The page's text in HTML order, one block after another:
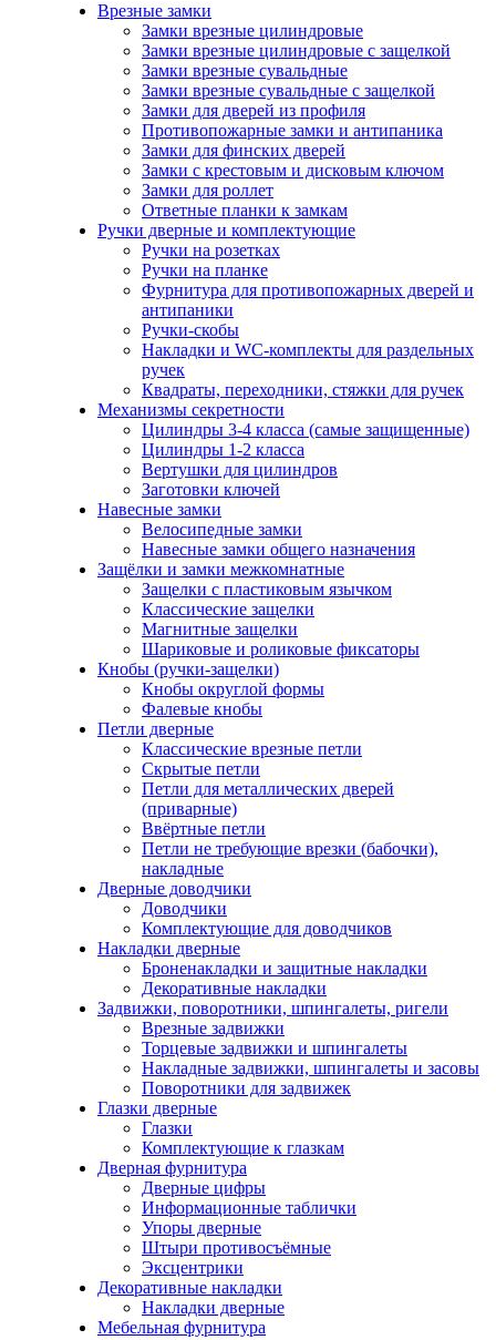
Врезные замки
Замки врезные цилиндровые
Замки врезные цилиндровые с защелкой
Замки врезные сувальдные
Замки врезные сувальдные с защелкой
Замки для дверей из профиля
Противопожарные замки и антипаника
Замки для финских дверей
Замки с крестовым и дисковым ключом
Замки для роллет
Ответные планки к замкам
Ручки дверные и комплектующие
Ручки на розетках
Ручки на планке
Фурнитура для противопожарных дверей и
антипаники
Ручки-скобы
Накладки и WC-комплекты для раздельных
ручек
Квадраты, переходники, стяжки для ручек
Механизмы секретности
Цилиндры 3-4 класса (самые защищенные)
Цилиндры 1-2 класса
Вертушки для цилиндров
Заготовки ключей
Навесные замки
Велосипедные замки
Навесные замки общего назначения
Защёлки и замки межкомнатные
Защелки с пластиковым язычком
Классические защелки
Магнитные защелки
Шариковые и роликовые фиксаторы
Кнобы (ручки-защелки)
Кнобы округлой формы
Фалевые кнобы
Петли дверные
Классические врезные петли
Скрытые петли
Петли для металлических дверей
(приварные)
Ввёртные петли
Петли не требующие врезки (бабочки),
накладные
Дверные доводчики
Доводчики
Комплектующие для доводчиков
Накладки дверные
Броненакладки и защитные накладки
Декоративные накладки
Задвижки, поворотники, шпингалеты, ригели
Врезные задвижки
Торцевые задвижки и шпингалеты
Накладные задвижки, шпингалеты и засовы
Поворотники для задвижек
Глазки дверные
Глазки
Комплектующие к глазкам
Дверная фурнитура
Дверные цифры
Информационные таблички
Упоры дверные
Штыри противосъёмные
Эксцентрики
Декоративные накладки
Накладки дверные
Мебельная фурнитура